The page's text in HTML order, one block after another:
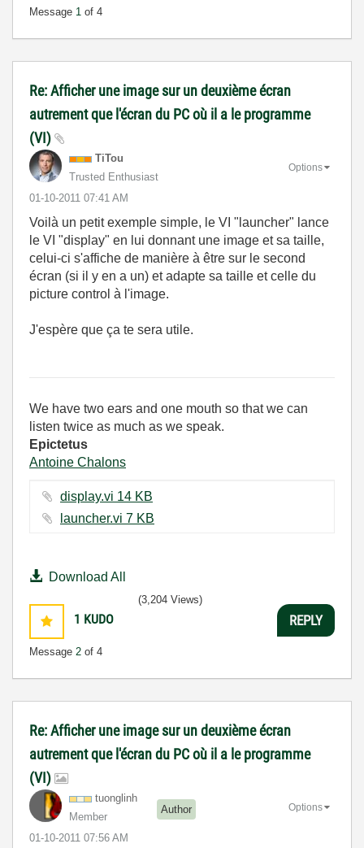
Message 1 of 4
Re: Afficher une image sur un deuxième écran
autrement que l'écran du PC où il a le programme
(VI)
TiTou
Trusted Enthusiast
‎01-10-2011 07:41 AM
Options
Voilà un petit exemple simple, le VI "launcher" lance
le VI "display" en lui donnant une image et sa taille,
celui-ci s'affiche de manière à être sur le second
écran (si il y en a un) et adapte sa taille et celle du
picture control à l'image.
J'espère que ça te sera utile.
We have two ears and one mouth so that we can
listen twice as much as we speak.
Epictetus
Antoine Chalons
display.vi ‏14 KB
launcher.vi ‏7 KB
Download All
1 KUDO
Message 2 of 4
(3,204 Views)
REPLY
Re: Afficher une image sur un deuxième écran
autrement que l'écran du PC où il a le programme
(VI)
tuonglinh
Member
Author
‎01-10-2011 07:56 AM
Options